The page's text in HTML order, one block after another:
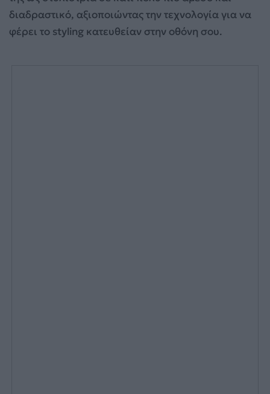
διαδραστικό, αξιοποιώντας την τεχνολογία για να
φέρει το styling κατευθείαν στην οθόνη σου.